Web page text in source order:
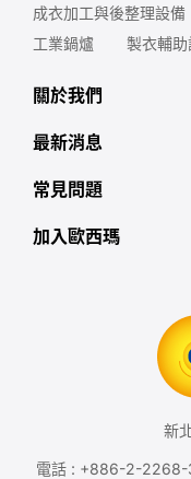
成衣加工與後整理設備
工業鍋爐
製衣輔
關於我們
最新消息
常見問題
加入歐西瑪
新
電話 : +886-2-2268-